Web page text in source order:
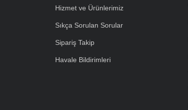
Hizmet ve Ürünlerimiz
Sıkça Sorulan Sorular
Sipariş Takip
Havale Bildirimleri